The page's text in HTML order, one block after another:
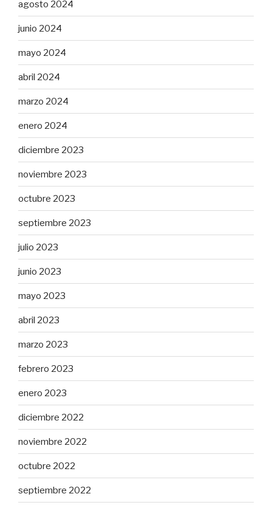
agosto 2024
junio 2024
mayo 2024
abril 2024
marzo 2024
enero 2024
diciembre 2023
noviembre 2023
octubre 2023
septiembre 2023
julio 2023
junio 2023
mayo 2023
abril 2023
marzo 2023
febrero 2023
enero 2023
diciembre 2022
noviembre 2022
octubre 2022
septiembre 2022